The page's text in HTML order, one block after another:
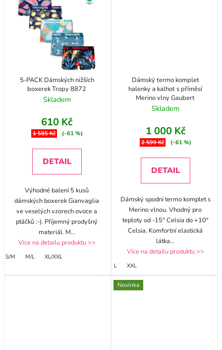
5-PACK Dámských nižších
boxerek Tropy 8872
Skladem
610 Kč
1 585 Kč (–61 %)
DETAIL
Výhodné balení 5 kusů
dámských boxerek Gianvaglia
ve veselých vzorech ovoce a
ptáčků :-). Příjemný prodyšný
materiál. M...
Více na detailu produktu >>
S/M M/L XL/XXL
Dámský termo komplet
halenky a kalhot s příměsí
Merino vlny Gaubert
Skladem
1 000 Kč
2 599 Kč (–61 %)
DETAIL
Dámský spodní termo komplet s
Merino vlnou. Vhodný pro
teploty od -15° Celsia do +10°
Celsia. Komfortní elastická
látka...
Více na detailu produktu >>
L XXL
Novinka